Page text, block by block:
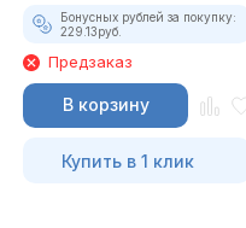
Бонусных рублей за покупку:
229.13руб.
Предзаказ
В корзину
Купить в 1 клик